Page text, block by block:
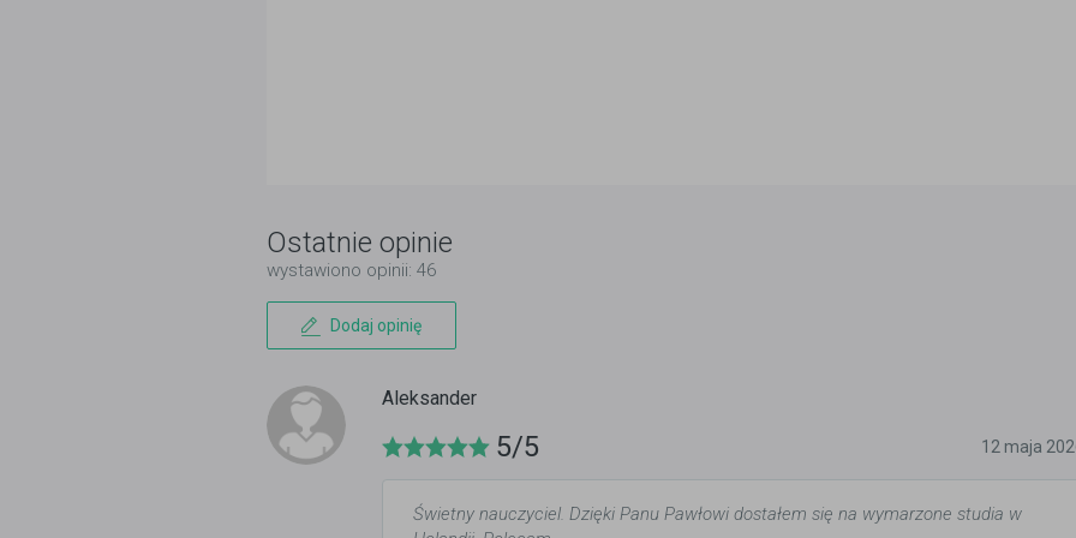
Ostatnie opinie
wystawiono opinii: 46
Dodaj opinię
Aleksander
5/5 12 maja
Świetny nauczyciel. Dzięki Panu Pawłowi dostałem się na wymarzone studia w